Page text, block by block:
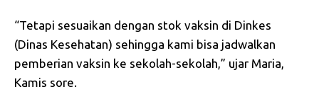
“Tetapi sesuaikan dengan stok vaksin di Dinkes
(Dinas Kesehatan) sehingga kami bisa jadwalkan
pemberian vaksin ke sekolah-sekolah,” ujar Maria,
Kamis sore.